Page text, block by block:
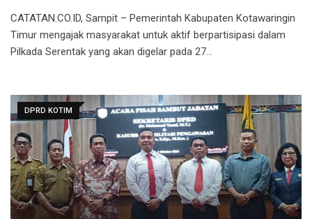
CATATAN.CO.ID, Sampit – Pemerintah Kabupaten Kotawaringin
Timur mengajak masyarakat untuk aktif berpartisipasi dalam
Pilkada Serentak yang akan digelar pada 27…
DPRD KOTIM